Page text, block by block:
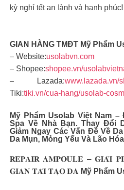
kỳ nghỉ tết an lành và hạnh phúc!
GIAN HÀNG TMĐT Mỹ Phẩm
– Website:usolabvn.com
– Shopee:shopee.vn/
– Lazada:www.lazada.vn/
Tiki:tiki.vn/cua-hang/usolab-
Mỹ Phẩm Usolab Việt Nam –
Spa Về Nhà Bạn. Thay Đổi
Giảm Ngay Các Vấn Đề Về
Da Mụn, Mỏng Yếu Và Lão
𝐑𝐄𝐏𝐀𝐈𝐑 𝐀𝐌𝐏𝐎𝐔𝐋𝐄 – 𝐆𝐈𝐀̉𝐈
𝐆𝐈𝐀𝐍 𝐓𝐀́𝐈 𝐓𝐀̣𝐎 𝐃𝐀 Mỹ Phẩm